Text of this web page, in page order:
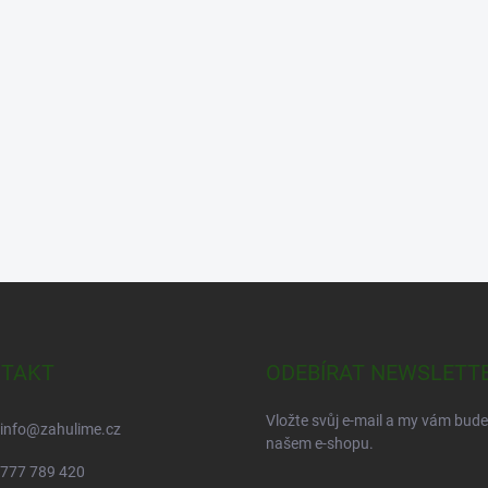
info@zahulime.cz
777 789 420
ODEBÍRAT
Vložte svůj e-mail a my vám
našem e-shopu.